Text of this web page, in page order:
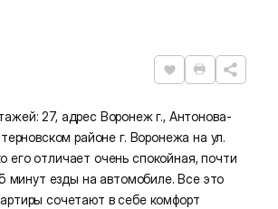
НравитсяРаспечатать
27, адрес Воронеж г., Антонова-
районе г. Воронежа на ул.
отличает очень спокойная, почти
минут езды на автомобиле. Все это
сочетают в себе комфорт